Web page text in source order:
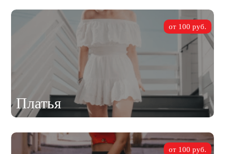
Платья
от 100 руб.
от 100 руб.